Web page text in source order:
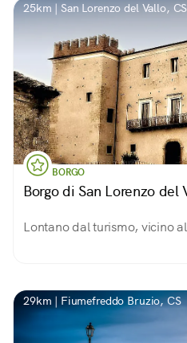
25km | San Lorenzo del Vallo, CS
BORGO
Borgo di San Lorenzo del
Lontano dal turismo, vicino
29km | Fiumefreddo Bruzio, CS